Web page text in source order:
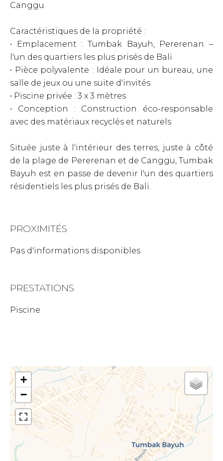
Canggu.
Caractéristiques de la propriété :
• Emplacement : Tumbak Bayuh, Pererenan –
l'un des quartiers les plus prisés de Bali
• Pièce polyvalente : Idéale pour un bureau, une
salle de jeux ou une suite d'invités
• Piscine privée : 3 x 3 mètres
• Conception : Construction éco-responsable
avec des matériaux recyclés et naturels
Située juste à l'intérieur des terres, juste à côté
de la plage de Pererenan et de Canggu, Tumbak
Bayuh est en passe de devenir l'un des quartiers
résidentiels les plus prisés de Bali.
PROXIMITÉS
Pas d'informations disponibles
PRESTATIONS
Piscine
+
−